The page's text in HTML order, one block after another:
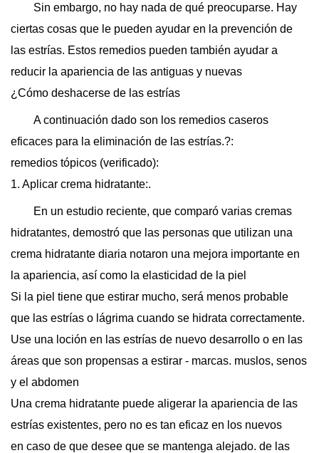
Sin embargo, no hay nada de qué preocuparse. Hay
ciertas cosas que le pueden ayudar en la prevención de
las estrías. Estos remedios pueden también ayudar a
reducir la apariencia de las antiguas y nuevas
¿Cómo deshacerse de las estrías
A continuación dado son los remedios caseros
eficaces para la eliminación de las estrías.?:
remedios tópicos (verificado):
1. Aplicar crema hidratante:.
En un estudio reciente, que comparó varias cremas
hidratantes, demostró que las personas que utilizan una
crema hidratante diaria notaron una mejora importante en
la apariencia, así como la elasticidad de la piel
Si la piel tiene que estirar mucho, será menos probable
que las estrías o lágrima cuando se hidrata correctamente.
Use una loción en las estrías de nuevo desarrollo o en las
áreas que son propensas a estirar - marcas. muslos, senos
y el abdomen
Una crema hidratante puede aligerar la apariencia de las
estrías existentes, pero no es tan eficaz en los nuevos
en caso de que desee que se mantenga alejado. de las